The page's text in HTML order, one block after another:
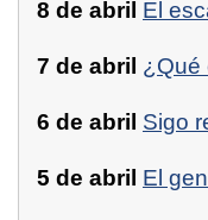
8 de abril El
7 de abril ¿Qué
6 de abril Sigo
5 de abril El